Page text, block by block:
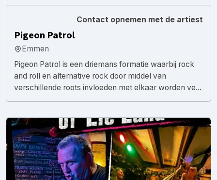
Contact opnemen met de artiest
Pigeon Patrol
Emmen
Pigeon Patrol is een driemans formatie waarbij rock
and roll en alternative rock door middel van
verschillende roots invloeden met elkaar worden ve...